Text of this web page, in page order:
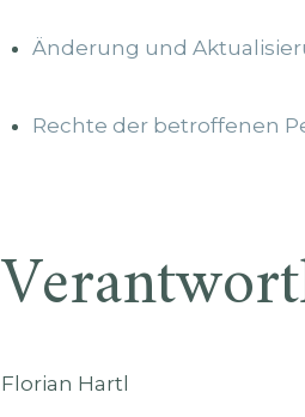
Änderung und
Rechte der betroffenen
Florian Hartl